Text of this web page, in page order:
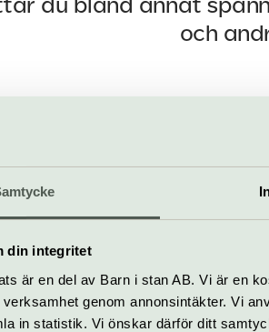
din integritet
är en del av Barn i stan AB. Vi är en
genom annonsintäkter. Vi
in statistik. Vi önskar därför ditt
du bland annat
och
juldoftande tips
startsidan